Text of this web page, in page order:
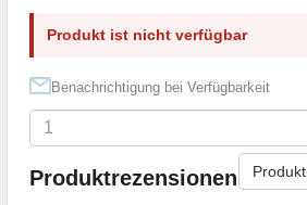
Produkt ist nicht verfügbar
Benachrichtigung bei Verfügbarkeit
Produktrezensionen